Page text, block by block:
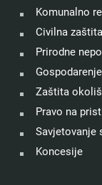
Komunalno
Civilna zaštita
Prirodne
Zaštita
Pravo na
Savjetovanje
Koncesije